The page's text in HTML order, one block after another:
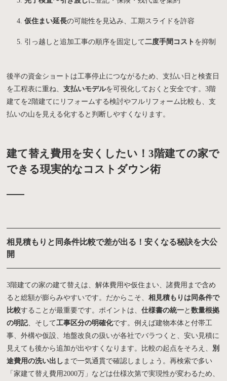
仮住まい延長の可能性を見込み、工期スライドを許容
引っ越しと追加工事の順序を固定して二度手間コストを抑制
後半の資金ショートは工事停止につながるため、支払い日と検査日
を工程表に重ね、支払いモデルを可視化しておくと安全です。3階
建てを2階建てにリフォームする検討やフルリフォーム比較も、支
払いの山を見える化すると判断しやすくなります。
建て替え費用を安くしたい！3階建ての家で
できる現実的なコストダウン術
相見積もりと同条件比較で差が出る！安くなる秘訣を大公
開
3階建ての家の建て替えは、解体費用や仮住まい、諸費用まで含め
ると総額が膨らみやすいです。だからこそ、相見積もりは同条件で
比較することが最重要です。ポイントは、仕様書の統一と数量根拠
の明記、そして工事区分の明確化です。例えば建物本体と付帯工
事、外構や仮設、地盤改良の扱いが各社でバラつくと、安い見積に
見えても後から追加が出やすくなります。比較の起点をそろえ、 別
途費用の洗い出し まで一気通貫で確認しましょう。再検索で多い
「家建て替え費用2000万」などは仕様次第で実現性が変わるため、